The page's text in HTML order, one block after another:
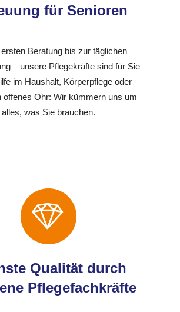
für Senioren
Beratung bis zur täglichen
– unsere Pflegekräfte sind für Sie
im Haushalt, Körperpflege oder
offenes Ohr: Wir kümmern uns um
alles, was Sie brauchen.
Qualität durch
Pflegefachkräfte